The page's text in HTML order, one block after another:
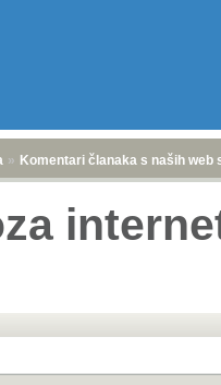
» Komentari članaka s naših web